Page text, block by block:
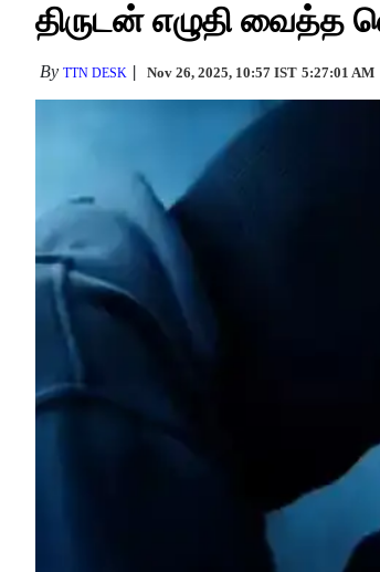
திருடன் எழுதி வைத்த
By TTN DESK Nov 26, 2025, 10:57 IST 5:27:01 AM